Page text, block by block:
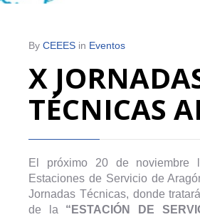
By CEEES in Eventos
X
TÉCNICAS
El próximo 20 de noviembre
Estaciones de Servicio de
Jornadas Técnicas, donde
de la “ESTACIÓN DE